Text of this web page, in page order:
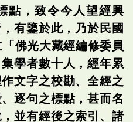
點，致令今人望經興
有鑒於此，乃於民國
佛光大藏經編修委員
學者數十人，經年累
文字之校勘、全經之
逐句之標點，甚而名
並有經後之索引、諸